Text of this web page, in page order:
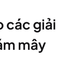
các giải
mây